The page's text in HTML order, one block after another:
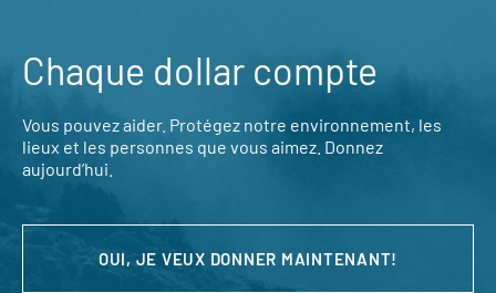
Chaque dollar compte
Vous pouvez aider. Protégez notre environnement, les
lieux et les personnes que vous aimez. Donnez
aujourd’hui.
OUI, JE VEUX DONNER MAINTENANT!